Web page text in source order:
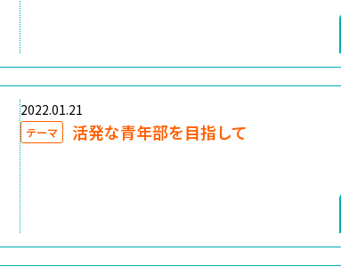
2022.01.21
テーマ 活発な青年部を目指して